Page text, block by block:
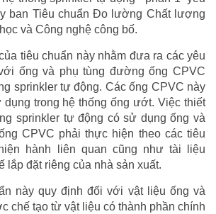
ban Tiêu chuẩn Đo lường Chất lượng
và Công nghệ công bố.
tiêu chuẩn này nhằm đưa ra các yêu
ống và phụ tùng đường ống CPVC
sprinkler tự động. Các ống CPVC này
trong hệ thống ống ướt. Việc thiết
sprinkler tự động có sử dụng ống và
CPVC phải thực hiện theo các tiêu
hành liên quan cũng như tài liệu
lắp đặt riêng của nhà sản xuất.
này quy định đối với vật liệu ống và
chế tạo từ vật liệu có thành phần chính